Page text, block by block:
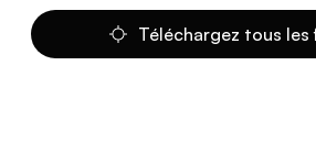
Téléchargez tous les